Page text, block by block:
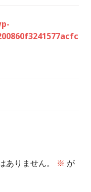
りません。 ※ が